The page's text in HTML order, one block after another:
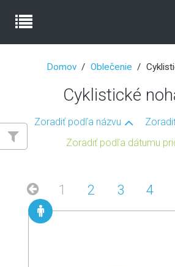
Domov Oblečenie
Cyklistické
Zoradiť podľa názvu
Zoradiť podľa dátumu
1 2 3 4